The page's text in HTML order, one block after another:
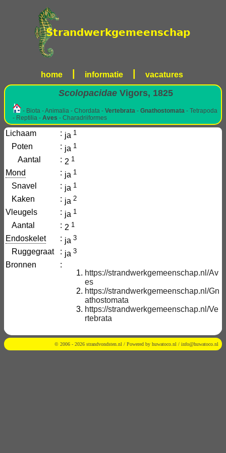
home informatie vacatures
ScolopacidaeVigors, 1825
- Biota - Animalia - Chordata - Vertebrata - Gnathostomata - Tetrapoda
- Reptilia - Aves - Charadriiformes
Lichaam : ja 1
Poten : ja 1
Aantal : 2 1
Mond : ja 1
Snavel : ja 1
Kaken : ja 2
Vleugels : ja 1
Aantal : 2 1
Endoskelet : ja 3
Ruggegraat : ja 3
Bronnen
:
https://strandwerkgemeenschap.nl/Av
es
https://strandwerkgemeenschap.nl/Gn
athostomata
https://strandwerkgemeenschap.nl/Ve
rtebrata
© 2006 - 2026 strandvondsten.nl / Powered by huwatoco.nl / info@huwatoco.nl